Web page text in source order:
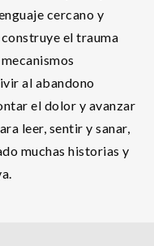
cercano y
el trauma
al abandono
el dolor y avanzar
leer, sentir y sanar,
muchas historias y